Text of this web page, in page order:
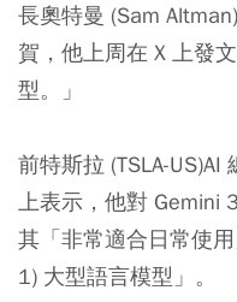
長奧特曼 (Sam
賀，他上周在 X 上發
型。」
前特斯拉 (TSLA-
上表示，他對 Gemini
其「非常適合日常使
1) 大型語言模型」。